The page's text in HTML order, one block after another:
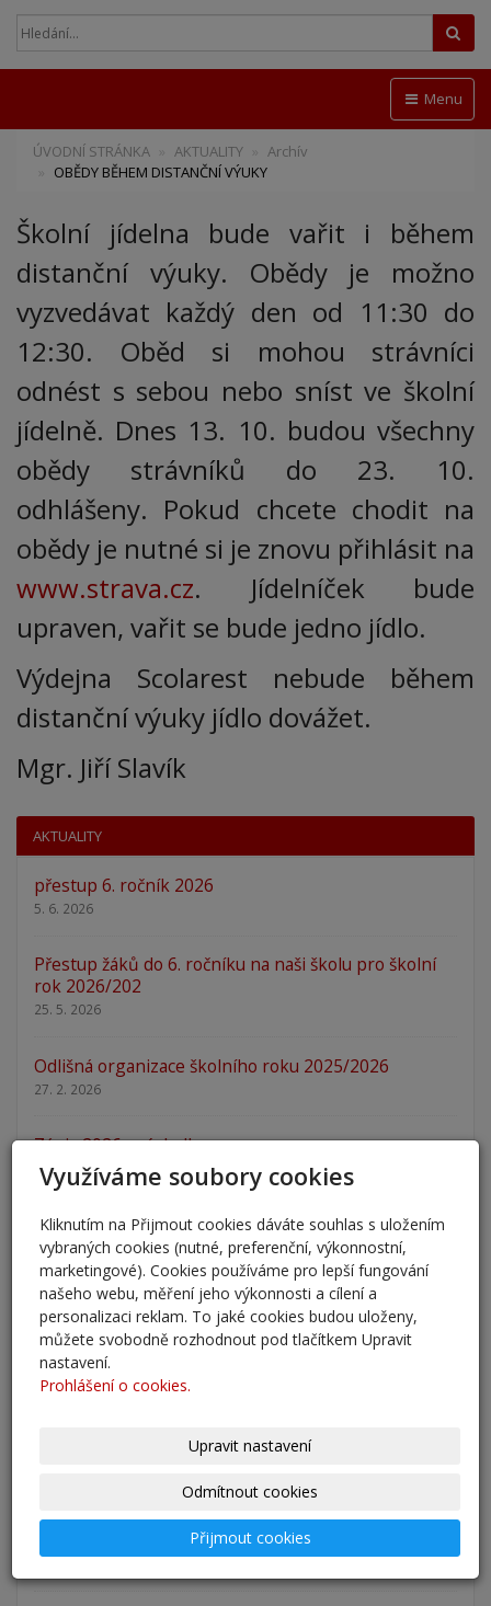
Menu
ÚVODNÍ STRÁNKA AKTUALITY
Archív
OBĚDY BĚHEM DISTANČNÍ VÝUKY
Školní jídelna bude vařit i během
distanční výuky. Obědy je možno
vyzvedávat každý den od 11:30 do
12:30. Oběd si mohou strávníci
odnést s sebou nebo sníst ve školní
jídelně. Dnes 13. 10. budou všechny
obědy strávníků do 23. 10.
odhlášeny. Pokud chcete chodit na
obědy je nutné si je znovu přihlásit na
www.strava.cz. Jídelníček bude
upraven, vařit se bude jedno jídlo.
Výdejna Scolarest nebude během
distanční výuky jídlo dovážet.
Mgr. Jiří Slavík
AKTUALITY
přestup 6. ročník 2026
5. 6. 2026
Přestup žáků do 6. ročníku na naši školu pro školní
rok 2026/202
25. 5. 2026
Odlišná organizace školního roku 2025/2026
27. 2. 2026
Zápis 2026 - výsledky
23. 2. 2026
Zápis 2026
14. 1. 2026
Nový školní rok - informace
31. 8. 2025
Pěšky do školy
Zahájení školního roku 2025/2026
Využíváme soubory cookies
Kliknutím na Přijmout cookies dáváte souhlas s uložením
vybraných cookies (nutné, preferenční, výkonnostní,
marketingové). Cookies používáme pro lepší fungování
našeho webu, měření jeho výkonnosti a cílení a
personalizaci reklam. To jaké cookies budou uloženy,
můžete svobodně rozhodnout pod tlačítkem Upravit
nastavení.
Prohlášení o cookies.
Upravit nastavení
Odmítnout cookies
Přijmout cookies